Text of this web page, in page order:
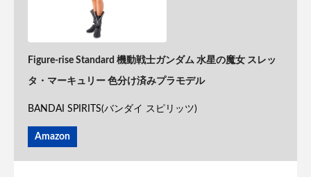
Figure-rise Standard 機動戦士ガンダム 水星の魔女 スレッ
タ・マーキュリー 色分け済みプラモデル
BANDAI SPIRITS(バンダイ スピリッツ)
Amazon